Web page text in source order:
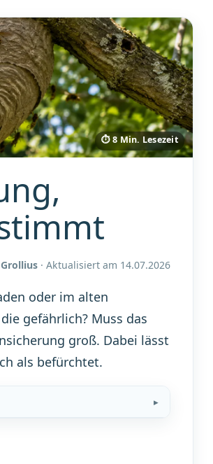
⏱ 8 Min. Lesezeit
· Aktualisiert am 14.07.2026
oder im alten
gefährlich? Muss das
groß. Dabei lässt
als befürchtet.